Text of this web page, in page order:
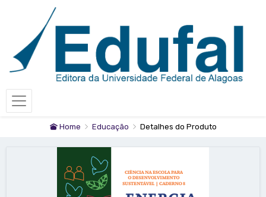
Home Educação Detalhes do Produto